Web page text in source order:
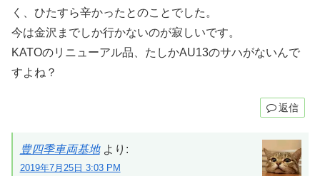
く、ひたすら辛かったとのことでした。
今は金沢までしか行かないのが寂しいです。
KATOのリニューアル品、たしかAU13のサハがないんで
すよね？
返信
豊四季車両基地 より:
2019年7月25日 3:03 PM